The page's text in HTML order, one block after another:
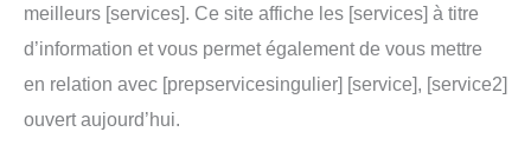
meilleurs [services]. Ce site affiche les [services] à titre
d’information et vous permet également de vous mettre
en relation avec [prepservicesingulier] [service], [service2]
ouvert aujourd’hui.